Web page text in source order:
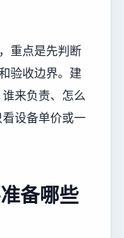
重点是先判断
验收边界。建
来负责、怎么
设备单价或一
备哪些